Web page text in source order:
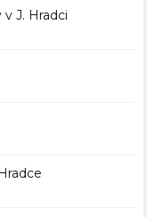
J. Hradci